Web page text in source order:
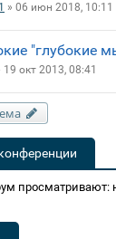
» 06 июн 2018, 10:11
"глубокие
19 окт 2013, 08:41
просматривают: